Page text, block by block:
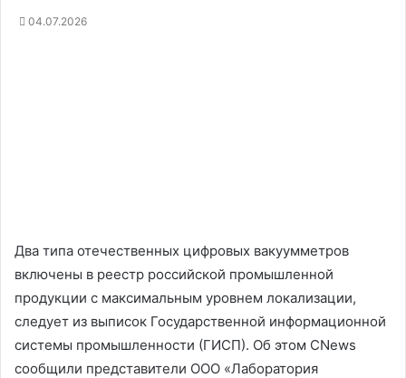
04.07.2026
Два типа отечественных цифровых вакуумметров
включены в реестр российской промышленной
продукции с максимальным уровнем локализации,
следует из выписок Государственной информационной
системы промышленности (ГИСП). Об этом CNews
сообщили представители ООО «Лаборатория